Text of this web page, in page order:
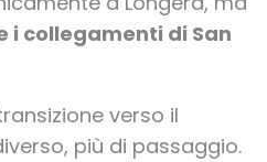
i collegamenti di San
verso il
più di passaggio.